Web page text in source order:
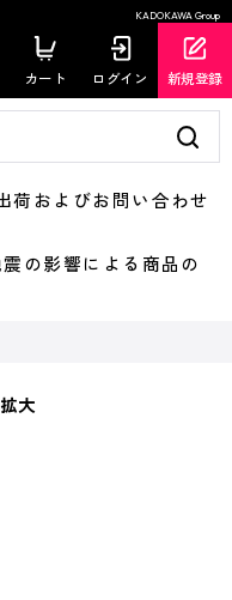
KADOKAWA Group
カート ログイン 新規登録
およびお問い合わせ
の影響による商品の
大